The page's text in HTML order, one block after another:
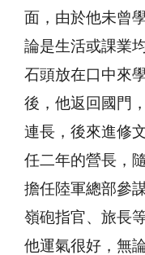
面，由於他未曾
論是生活或課業
石頭放在口中來
後，他返回國門
連長，後來進修
任二年的營長，
擔任陸軍總部參
嶺砲指官、旅長
他運氣很好，無